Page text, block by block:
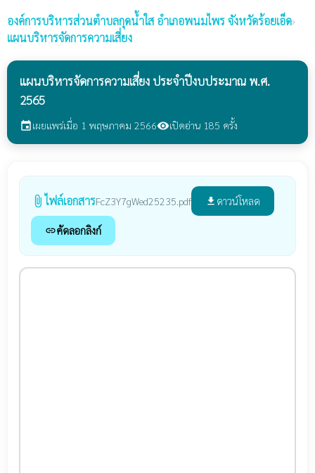
องค์การบริหารส่วนตำบลกุดน้ำใส อำเภอพนมไพร จังหวัดร้อยเอ็ด›
แผนบริหารจัดการความเสี่ยง
แผนบริหารจัดการความเสี่ยง ประจำปีงบประมาณ พ.ศ.
2565
eventเผยแพร่เมื่อ 1 พฤษภาคม 2566visibilityเปิดอ่าน 185 ครั้ง
attach_file ไฟล์เอกสารFcZ3Y7gWed25235.pdf file_download ดาวน์โหลด
linkคัดลอกลิงก์